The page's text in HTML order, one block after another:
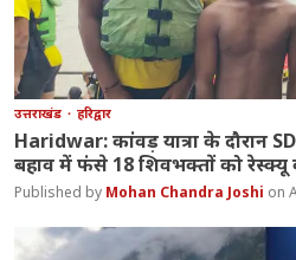
उत्तराखंड हरिद्वार
Haridwar: कांवड़ यात्रा के दौरान
बहाव में फंसे 18 शिवभक्तों को रेस्क्यू
Mohan Chandra Joshi